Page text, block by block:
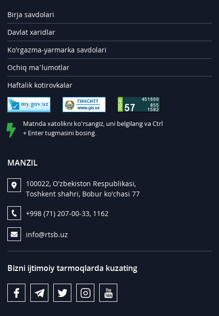
Birja savdolari
Davlat xaridlar
Ko'rgazma-yarmarka savdolari
Ochiq ma’lumotlar
Haftalik kotirovkalar
Matnda xatolikni ko'rsangiz, uni belgilang va Ctrl
+ Enter tugmasini bosing.
MANZIL
100022, O'zbekiston Respublikasi,
Toshkent shahri, Bobur ko'chasi 77
+998 (71) 207-00-33, 1162
info@rtsb.uz
Bizni ijtimoiy tarmoqlarda kuzating